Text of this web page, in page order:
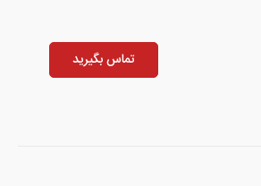
تماس بگیرید